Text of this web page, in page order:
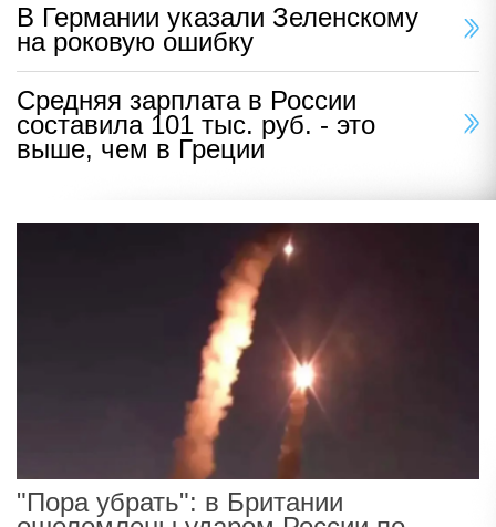
В Германии указали Зеленскому
на роковую ошибку
Средняя зарплата в России
составила 101 тыс. руб. - это
выше, чем в Греции
"Пора убрать": в Британии